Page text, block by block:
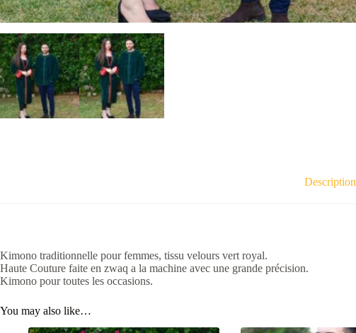
Description
Kimono traditionnelle pour femmes, tissu velours vert royal.
Haute Couture faite en zwaq a la machine avec une grande précision.
Kimono pour toutes les occasions.
You may also like…